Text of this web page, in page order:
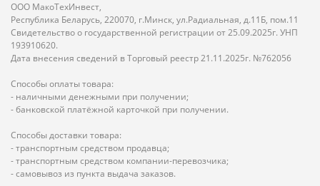
ООО МакоТехИнвест,
Республика Беларусь, 220070, г.Минск, ул.Радиальная, д.11Б, пом.11
Свидетельство о государственной регистрации от 25.09.2025г. УНП
193910620.
Дата внесения сведений в Торговый реестр 21.11.2025г. №762056
Способы оплаты товара:
- наличными денежными при получении;
- банковской платёжной карточкой при получении.
Способы доставки товара:
- транспортным средством продавца;
- транспортным средством компании-перевозчика;
- самовывоз из пункта выдача заказов.